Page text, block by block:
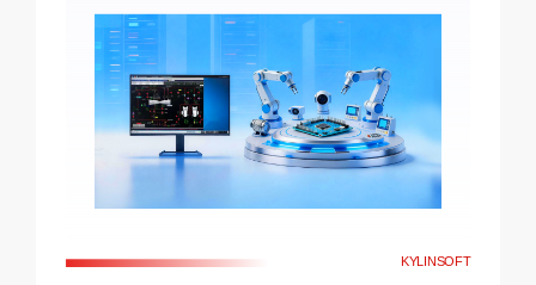
KYLINSOFT